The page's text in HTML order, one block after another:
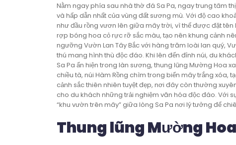
Nằm ngay phía sau nhà thờ đá Sa Pa, ngay trung tâm
và hấp dẫn nhất của vùng đất sương mù. Với độ cao
như đầu rồng vươn lên giữa mây trời, vì thế được đặt
rợp bóng hoa cỏ rực rỡ sắc màu, tạo nên khung cảnh
ngưỡng Vườn Lan Tây Bắc với hàng trăm loài lan quý,
thú mang hình thù độc đáo. Khi lên đến đỉnh núi, du
Sa Pa ẩn hiện trong làn sương, thung lũng Mường Hoa
chiều tà, núi Hàm Rồng chìm trong biển mây trắng xóa,
cảnh sắc thiên nhiên tuyệt đẹp, nơi đây còn thường
cho du khách những trải nghiệm văn hóa độc đáo. Với
“khu vườn trên mây” giữa lòng Sa Pa nơi lý tưởng để
Thung lũng Mường Hoa